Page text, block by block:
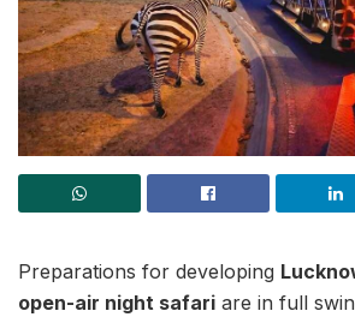
Preparations for developing
open-air night safari are in full